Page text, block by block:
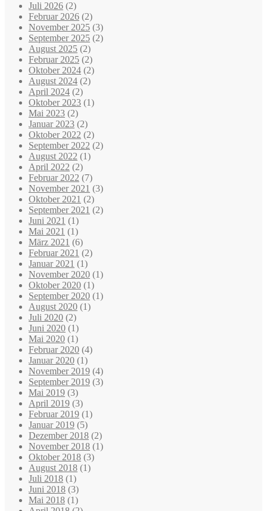
Juli 2026 (2)
Februar 2026 (2)
November 2025 (3)
September 2025 (2)
August 2025 (2)
Februar 2025 (2)
Oktober 2024 (2)
August 2024 (2)
April 2024 (2)
Oktober 2023 (1)
Mai 2023 (2)
Januar 2023 (2)
Oktober 2022 (2)
September 2022 (2)
August 2022 (1)
April 2022 (2)
Februar 2022 (7)
November 2021 (3)
Oktober 2021 (2)
September 2021 (2)
Juni 2021 (1)
Mai 2021 (1)
März 2021 (6)
Februar 2021 (2)
Januar 2021 (1)
November 2020 (1)
Oktober 2020 (1)
September 2020 (1)
August 2020 (1)
Juli 2020 (2)
Juni 2020 (1)
Mai 2020 (1)
Februar 2020 (4)
Januar 2020 (1)
November 2019 (4)
September 2019 (3)
Mai 2019 (3)
April 2019 (3)
Februar 2019 (1)
Januar 2019 (5)
Dezember 2018 (2)
November 2018 (1)
Oktober 2018 (3)
August 2018 (1)
Juli 2018 (1)
Juni 2018 (3)
Mai 2018 (1)